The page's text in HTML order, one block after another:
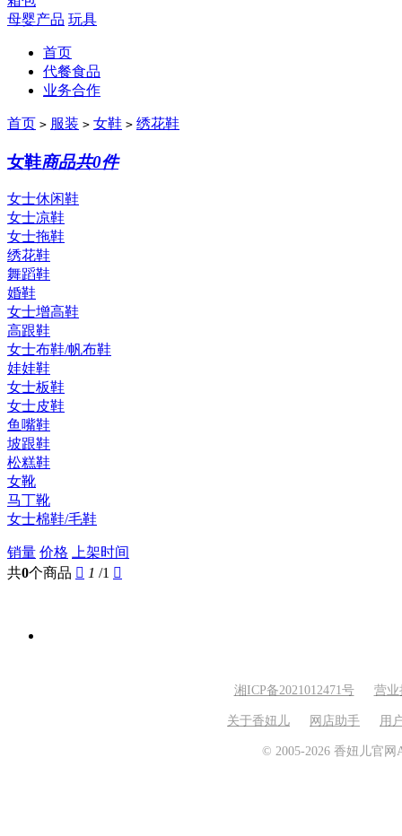
母婴产品 玩具
首页
代餐食品
业务合作
首页 > 服装 > 女鞋 > 绣花鞋
女鞋商品共0件
女士休闲鞋
女士凉鞋
女士拖鞋
绣花鞋
舞蹈鞋
婚鞋
女士增高鞋
高跟鞋
女士布鞋/帆布鞋
娃娃鞋
女士板鞋
女士皮鞋
鱼嘴鞋
坡跟鞋
松糕鞋
女靴
马丁靴
女士棉鞋/毛鞋
销量 价格 上架时间
共0个商品  1 /1 
湘ICP备2021012471号 营业
关于香妞儿 网店助手 用
© 2005-2026 香妞儿官